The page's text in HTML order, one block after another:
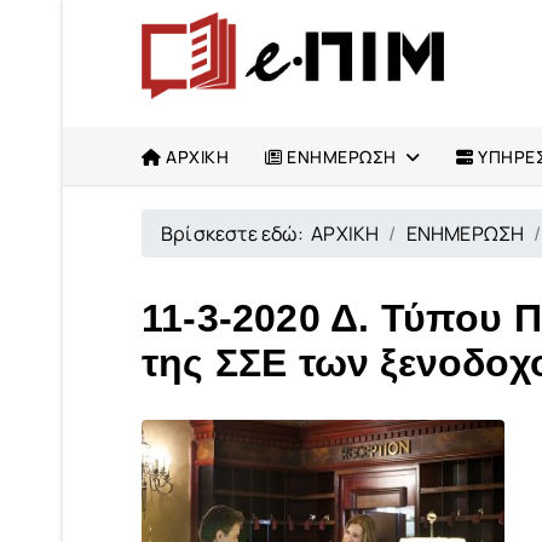
ΑΡΧΙΚΗ ΕΝΗΜΕΡΩΣΗ
Βρίσκεστε εδώ:ΑΡΧΙΚΗ ΕΝΗΜΕΡΩΣΗ
11-3-2020 Δ. Τύπου
της ΣΣΕ των